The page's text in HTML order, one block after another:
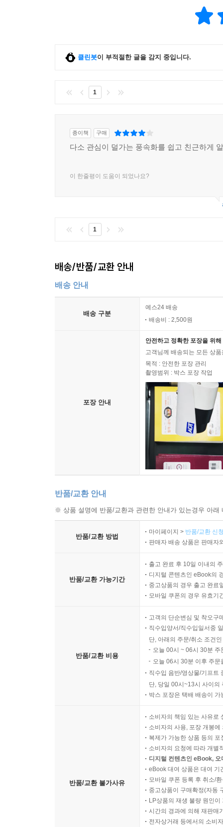
클린봇이 부적절한 글을 감지 중입니다.
1
종이책 구매
다소 관심이 덜가는 풍속화를 쉽고 친근하게
이 한줄평이 도움이 되었나요?
1
배송/반품/교환 안내
배송 안내
배송 구분
예스24 배송
배송비 : 2,500원
포장 안내
안전하고 정확한 포장을 위
고객님께 배송되는 모든 상
목적 : 안전한 포장 관리
촬영범위 : 박스 포장 작업
반품/교환 안내
※ 상품 설명에 반품/교환과 관련한 안내가 있는경우 아
반품/교환 방법
마이페이지 > 반품/교환 신
판매자 배송 상품은 판매자
반품/교환 가능기간
출고 완료 후 10일 이내의
디지털 콘텐츠인 eBook의
중고상품의 경우 출고 완료
모바일 쿠폰의 경우 유효기
반품/교환 비용
고객의 단순변심 및 착오구
직수입양서/직수입일서중
단, 아래의 주문/취소 조건
오늘 00시 ~ 06시 30분
오늘 06시 30분 이후 주
직수입 음반/영상물/기프트
단, 당일 00시~13시 사이의
박스 포장은 택배 배송이
반품/교환 불가사유
소비자의 책임 있는 사유로
소비자의 사용, 포장 개봉
복제가 가능한 상품 등의
소비자의 요청에 따라 개별
디지털 컨텐츠인 eBook,
eBook 대여 상품은 대여 기
모바일 쿠폰 등록 후 취소/
중고상품이 구매확정(자동
LP상품의 재생 불량 원인
시간의 경과에 의해 재판매
전자상거래 등에서의 소비